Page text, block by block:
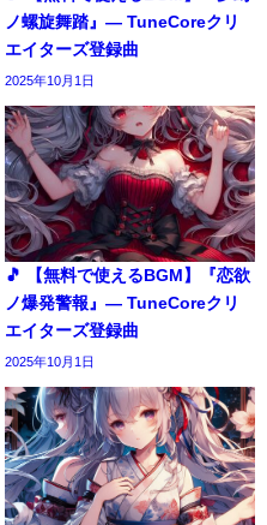
ノ螺旋舞踏』― TuneCoreクリ
エイターズ登録曲
2025年10月1日
🎵 【無料で使えるBGM】『恋欲
ノ爆発警報』― TuneCoreクリ
エイターズ登録曲
2025年10月1日